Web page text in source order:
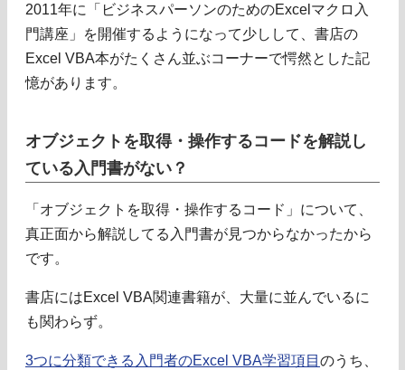
2011年に「ビジネスパーソンのためのExcelマクロ入
門講座」を開催するようになって少しして、書店の
Excel VBA本がたくさん並ぶコーナーで愕然とした記
憶があります。
オブジェクトを取得・操作するコードを解説し
ている入門書がない？
「オブジェクトを取得・操作するコード」について、
真正面から解説してる入門書が見つからなかったから
です。
書店にはExcel VBA関連書籍が、大量に並んでいるに
も関わらず。
3つに分類できる入門者のExcel VBA学習項目 のうち、